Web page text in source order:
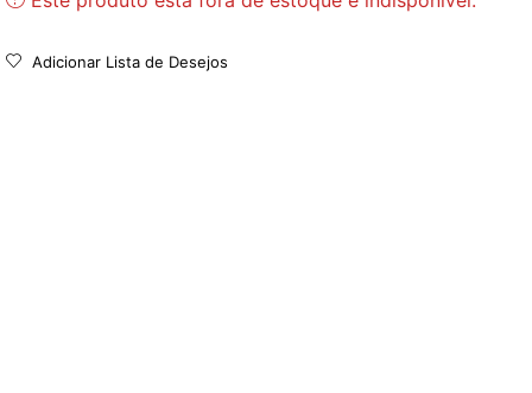
Adicionar Lista de Desejos